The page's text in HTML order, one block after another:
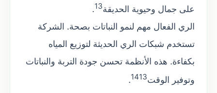
على جمال وحيوية الحديقة13
.
الري الفعال مهم لنمو النباتات بصحة. الشركة
تستخدم شبكات الري الحديثة لتوزيع المياه
بكفاءة. هذه الأنظمة تحسن جودة التربة والنباتات
وتوفير الوقت
1413
.